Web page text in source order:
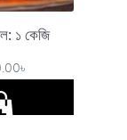
১ কেজি
৳